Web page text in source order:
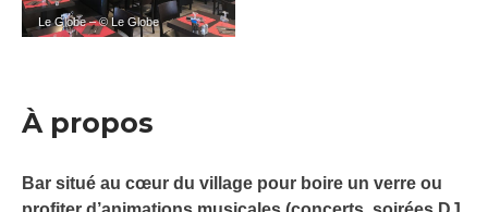
Le Globe – © Le Globe
À propos
Bar situé au cœur du village pour boire un verre ou